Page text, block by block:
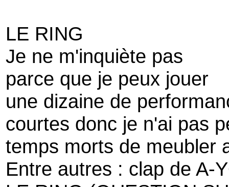
LE RING
Je ne m'inquiète pas
parce que je peux jouer
une dizaine de
courtes donc je n'ai pas
temps morts de meubler
Entre autres : clap de A-